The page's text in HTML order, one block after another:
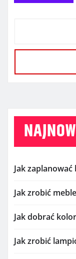
Jak
Jak zrobić
Jak dobrać
Jak zrobić